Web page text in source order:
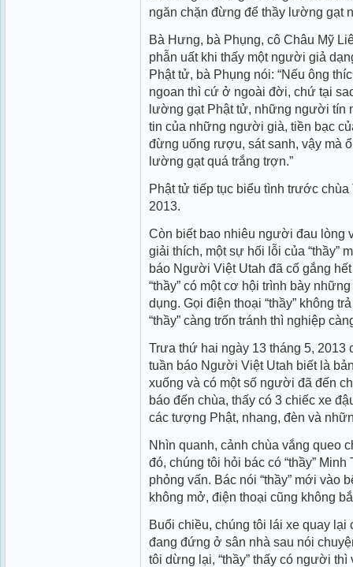
ngăn chặn đừng để thầy lường gạt
Bà Hưng, bà Phụng, cô Châu Mỹ
phẫn uất khi thấy một người giả
Phật tử, bà Phụng nói: “Nếu ông
ngoan thì cứ ở ngoài đời, chứ tại
lường gạt Phật tử, những người tín
tin của những người già, tiền bạc
đừng uống rượu, sát sanh, vậy mà
lường gạt quá trắng trợn.”
Phật tử tiếp tục biểu tình trước
2013.
Còn biết bao nhiêu người đau lòng
giải thích, một sự hối lỗi của “thầy”
báo Người Việt Utah đã cố gắng
“thầy” có một cơ hội trình bày
dụng. Gọi điện thoại “thầy” không
“thầy” càng trốn tránh thì nghiệp
Trưa thứ hai ngày 13 tháng 5,
tuần báo Người Việt Utah biết là
xuống và có một số người đã đến
báo đến chùa, thấy có 3 chiếc xe
các tượng Phật, nhang, đèn và
Nhìn quanh, cảnh chùa vắng queo
đó, chúng tôi hỏi bác có “thầy”
phỏng vấn. Bác nói “thầy” mới vào
không mở, điện thoại cũng không
Buổi chiều, chúng tôi lái xe quay lại
đang đứng ở sân nhà sau nói
tôi dừng lại, “thầy” thấy có người